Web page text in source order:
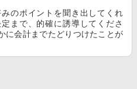
のポイントを聞き出してくれ
まで、的確に誘導してくださ
に会計までたどりつけたことが